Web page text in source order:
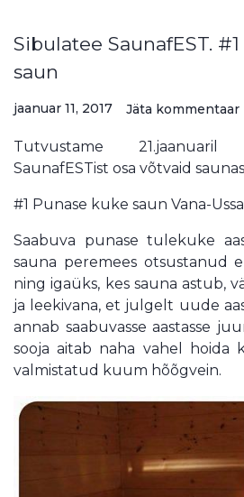
Sibulatee SaunafEST.
saun
jaanuar 11, 2017 Jäta kommentaar
Tutvustame
SaunafESTist osa võtvaid
#1 Punase kuke saun Vana-
Saabuva punase tulekuke
sauna peremees otsustanud
ning igaüks, kes sauna astub,
ja leekivana, et julgelt uude
annab saabuvasse aastasse
sooja aitab naha vahel hoida
valmistatud kuum hõõgvein.